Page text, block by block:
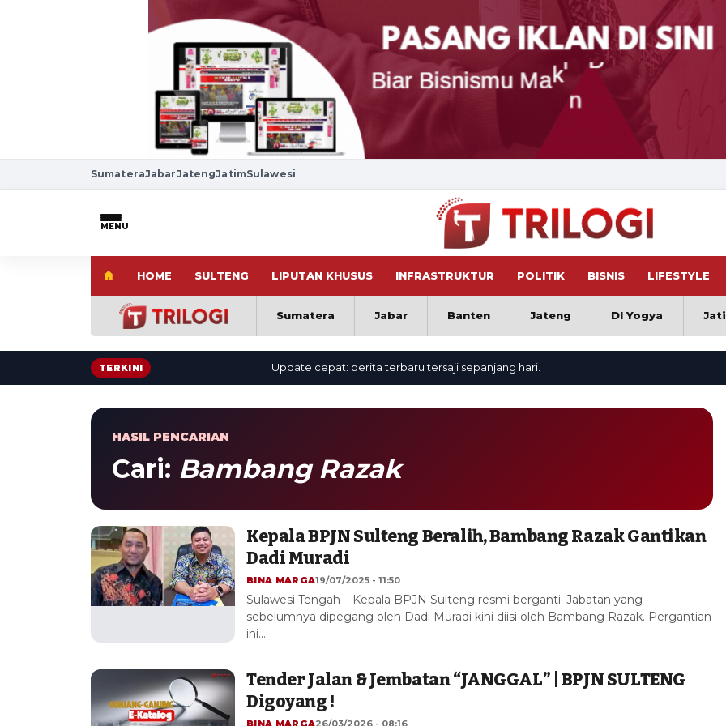
SumateraJabarJatengJatimSulawesi
MENU
HOME SULTENG LIPUTAN KHUSUS INFRASTRUKTUR POLITIK BISNIS LIFESTYLE
Sumatera Jabar Banten Jateng DI Yogya
TERKINI Update cepat: berita terbaru tersaji sepanjang hari.
HASIL PENCARIAN
Cari: Bambang Razak
Kepala BPJN Sulteng Beralih, Bambang Razak Gantikan
Dadi Muradi
BINA MARGA19/07/2025 - 11:50
Sulawesi Tengah – Kepala BPJN Sulteng resmi berganti. Jabatan yang
sebelumnya dipegang oleh Dadi Muradi kini diisi oleh Bambang Razak. Pergantian
ini…
Tender Jalan & Jembatan “JANGGAL” | BPJN SULTENG
Digoyang !
BINA MARGA26/03/2026 - 08:16